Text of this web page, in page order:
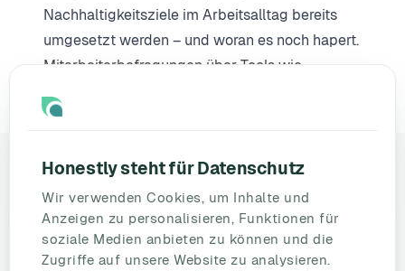
Honestly steht für Datenschutz
Wir verwenden Cookies, um Inhalte und
Anzeigen zu personalisieren, Funktionen für
soziale Medien anbieten zu können und die
Zugriffe auf unsere Website zu analysieren.
Nachhaltigkeitsziele im Arbeitsalltag bereits
umgesetzt werden – und woran es noch hapert.
Mitarbeiterbefragungen über Tools wie
DAS KÖNNTE IHNEN AUCH GEFALLEN